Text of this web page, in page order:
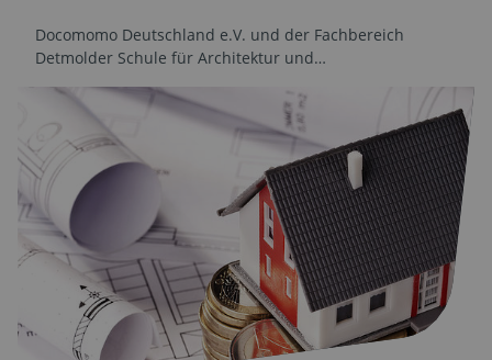
Docomomo Deutschland e.V. und der Fachbereich
Detmolder Schule für Architektur und…